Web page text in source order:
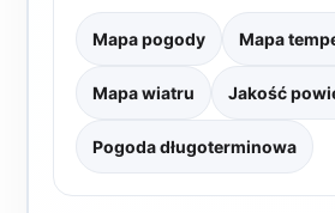
Mapa pogody Mapa
Mapa wiatru Jakość
Pogoda długoterminowa